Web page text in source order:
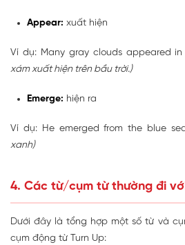
Appear: xuất hiện
Ví dụ: Many gray clouds appeared in
xám xuất hiện trên bầu trời.)
Emerge: hiện ra
Ví dụ: He emerged from the blue
xanh)
4. Các từ/cụm từ thường đi
Dưới đây là tổng hợp một số từ và
cụm động từ Turn Up: